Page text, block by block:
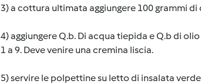
3) a cottura ultimata aggiungere 100 grammi
4) aggiungere Q.b. Di acqua tiepida e Q.b di
1 a 9. Deve venire una cremina liscia.
5) servire le polpettine su letto di insalata